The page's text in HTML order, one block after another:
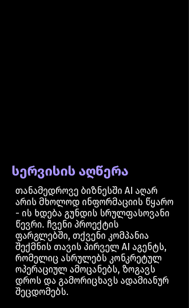
სერვისის აღწერა
თანამედროვე ბიზნესში AI აღარ
არის მხოლოდ ინფორმაციის წყარო
- ის ხდება გუნდის სრულფასოვანი
წევრი. ჩვენი პროექტის
ფარგლებში, თქვენი კომპანია
შექმნის თავის პირველ AI აგენტს,
რომელიც ასრულებს კონკრეტულ
ოპერაციულ ამოცანებს, ზოგავს
დროს და გამორიცხავს ადამიანურ
შეცდომებს.